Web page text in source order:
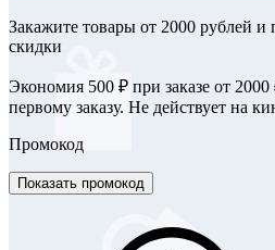
Закажите товары от 2000 рублей и
скидки
Экономия 500 ₽ при заказе от
первому заказу. Не действует на
Промокод
Показать промокод